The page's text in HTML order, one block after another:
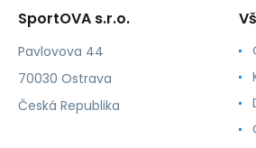
SportOVA s.r.o.
Pavlovova 44
70030 Ostrava
Česká Republika